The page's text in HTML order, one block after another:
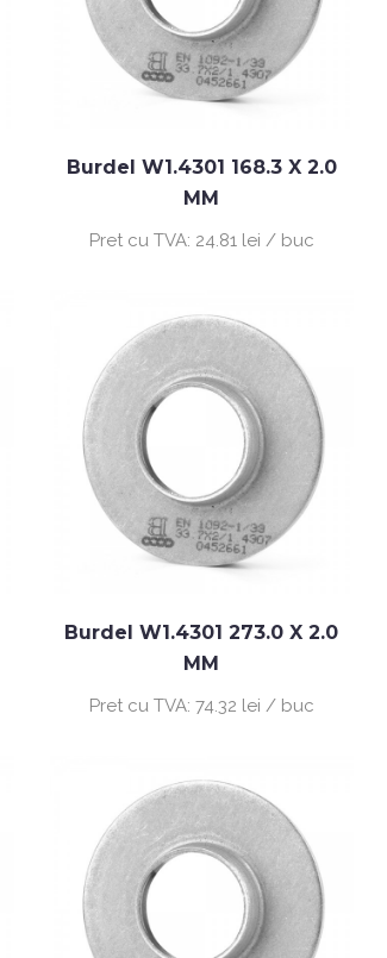
Burdel W1.4301 168.3 X 2.0
MM
Pret cu TVA: 24.81 lei / buc
Burdel W1.4301 273.0 X 2.0
MM
Pret cu TVA: 74.32 lei / buc